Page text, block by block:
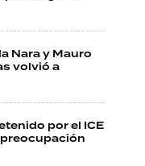
Nara y Mauro
volvió a
por el ICE